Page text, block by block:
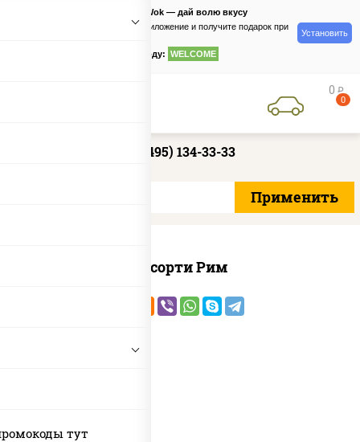
тут
PizzaSushiWok — дай волю вкусу
Скачайте приложение и получите подарок при
по промокоду: WELCOME
Установить
0 руб
0
+7 (495) 134-33-33
Ассорти Рим